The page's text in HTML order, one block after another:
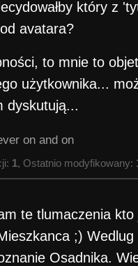
który z
avatara?
to mnie to
użytkownika...
dyskutują...
on and on
1, Ostatnio modyfikowany:
te tlumaczenia
;)
Osadnika.